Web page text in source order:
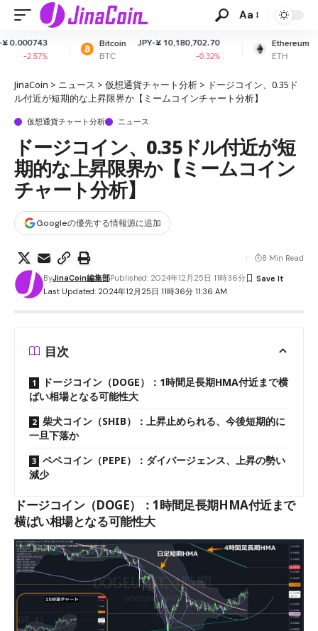
Aa
Bitcoin
BTC
JPY-¥ 10,180,702.70
-0.32%
Ethereum
ETH
JPY-¥ 300,636.15
+0.04%
JinaCoin > ニュース > 仮想通貨チャート分析 > ドージコイン、0.35ド
ル付近が短期的な上昇限界か【ミームコインチャート分析】
仮想通貨チャート分析 ニュース
ドージコイン、0.35ドル付近が短
期的な上昇限界か【ミームコイン
チャート分析】
Googleの優先する情報源に追加
Last Updated: 2024年12月25日 11時36分 11:36 AM
ByJinaCoin編集部Published: 2024年12月25日 11時36分
8 Min Read
目次
ドージコイン（DOGE）：1時間足長期HMA付近まで横
ばい相場となる可能性大
柴犬コイン（SHIB）：上昇止められる、今後短期的に
一旦下落か
ペペコイン（PEPE）：ダイバージェンス、上昇の勢い
減少
ドージコイン（DOGE）：1時間足長期HMA付近まで
横ばい相場となる可能性大